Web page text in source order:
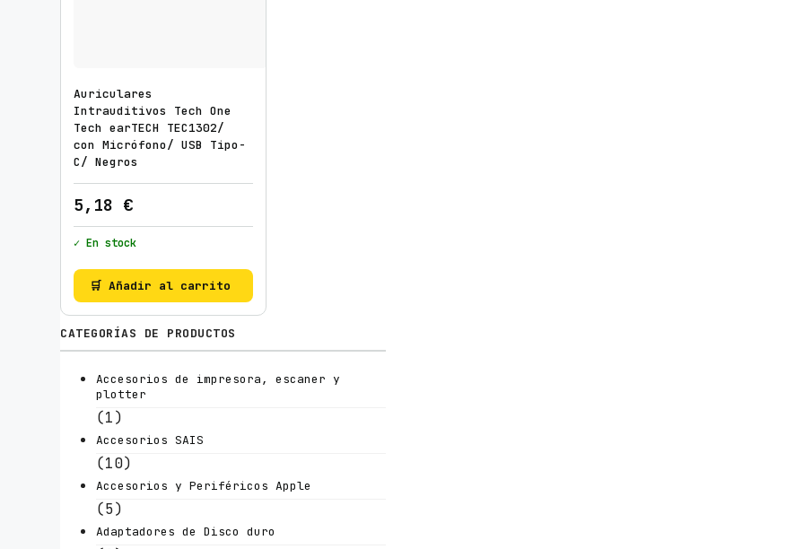
Auriculares
Intrauditivos Tech One
Tech earTECH TEC1302/
con Micrófono/ USB Tipo-
C/ Negros
5,18 €
✓ En stock
🛒 Añadir al carrito
CATEGORÍAS DE PRODUCTOS
Accesorios de impresora, escaner y
plotter
(1)
Accesorios SAIS
(10)
Accesorios y Periféricos Apple
(5)
Adaptadores de Disco duro